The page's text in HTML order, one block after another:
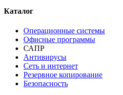
Каталог
Операционные системы
Офисные программы
САПР
Антивирусы
Сеть и интернет
Резервное копирование
Безопасность